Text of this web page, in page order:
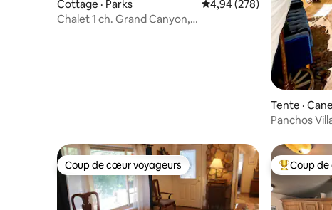
Cottage · Parks Note moyenne de 4,94
4,94 (278)
Chalet 1 ch. Grand Canyon,
Tente ·
Panchos
Coup de cœur voyageurs
Coup de cœur voyageurs Coup de
Coup